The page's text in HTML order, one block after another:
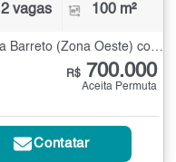
2 vagas 100 m²
Apartamento à Venda na Vila Pereira Barreto (Zona Oeste) com 3 quartos - 100 m²
R$ 700.000
Aceita Permuta
Contatar